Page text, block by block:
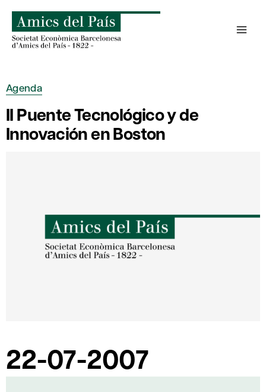
contenido
Agenda
II Puente Tecnológico y de
Innovación en Boston
22-07-2007